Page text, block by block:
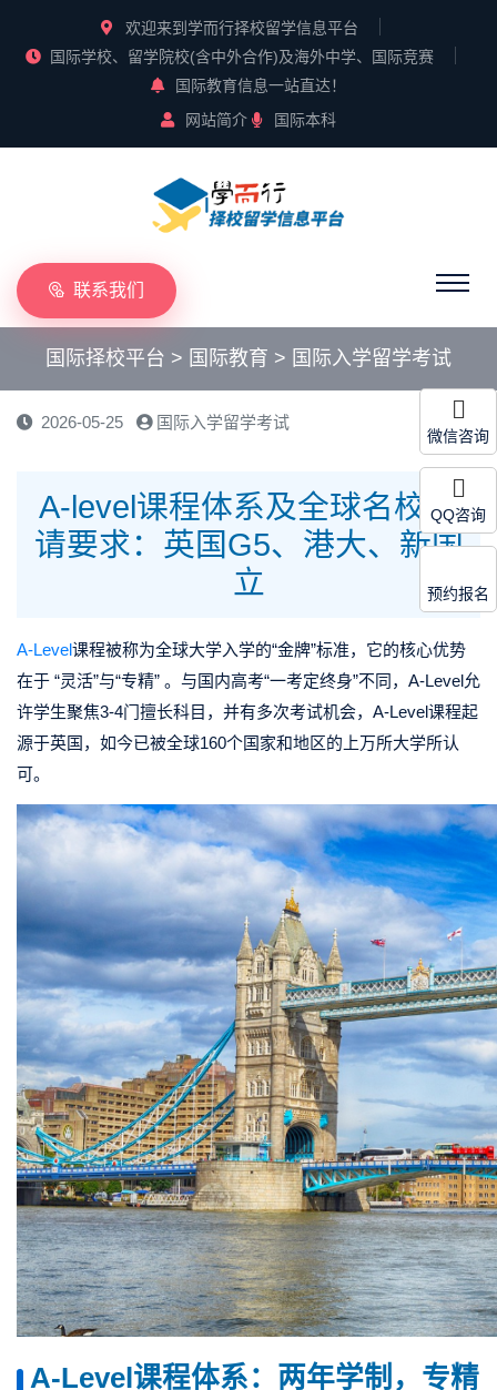
欢迎来到学而行择校留学信息平台
国际学校、留学院校(含中外合作)及海外中学、国际竞赛
国际教育信息一站直达！
网站简介
国际本科
联系我们
国际择校平台 > 国际教育 > 国际入学留学考试
2026-05-25 国际入学留学考试
A-level课程体系及全球名校申
请要求：英国G5、港大、新国
立
A-Level课程被称为全球大学入学的“金牌”标准，它的核心优势
在于 “灵活”与“专精” 。与国内高考“一考定终身”不同，A-Level允
许学生聚焦3-4门擅长科目，并有多次考试机会，A-Level课程起
源于英国，如今已被全球160个国家和地区的上万所大学所认
可。
A-Level课程体系：两年学制，专精
微信咨询
QQ咨询
预约报名